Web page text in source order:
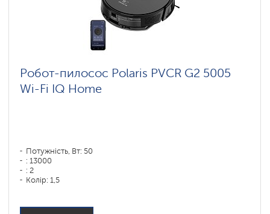
Робот-пилосос Polaris PVCR G2 5005
Wi-Fi IQ Home
Потужність, Вт: 50
: 13000
: 2
Колір: 1,5
Бічні щітки: 1